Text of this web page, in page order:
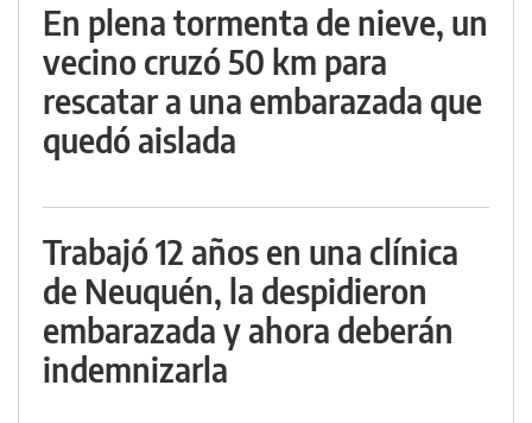
En plena tormenta de nieve, un
vecino cruzó 50 km para
rescatar a una embarazada que
quedó aislada
Trabajó 12 años en una clínica
de Neuquén, la despidieron
embarazada y ahora deberán
indemnizarla